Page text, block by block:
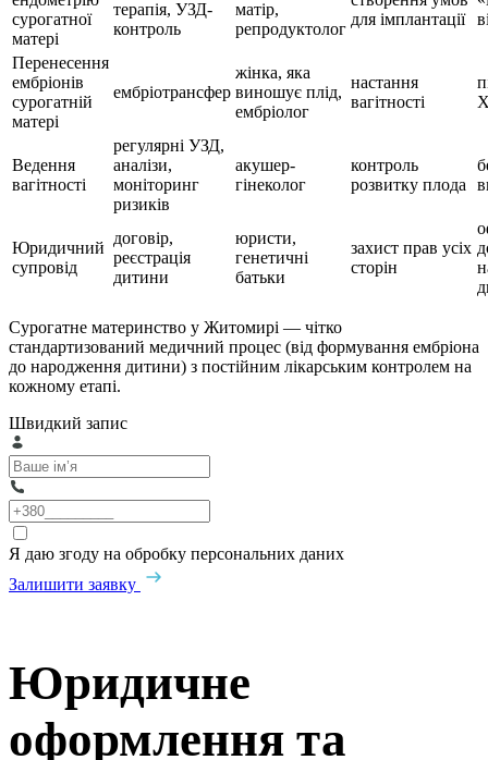
сурогатної
матері
терапія, УЗД-
контроль
матір,
репродуктолог
для імплантації
Перенесення
ембріонів
сурогатній
матері
ембріотрансфер
жінка, яка
виношує плід,
ембріолог
настання
вагітності
Ведення
вагітності
регулярні УЗД,
аналізи,
моніторинг
ризиків
акушер-
гінеколог
контроль
розвитку плода
Юридичний
супровід
договір,
реєстрація
дитини
юристи,
генетичні
батьки
захист прав усіх
сторін
Сурогатне материнство у Житомирі — чітко
стандартизований медичний процес (від формування ембріона
до народження дитини) з постійним лікарським контролем на
кожному етапі.
Швидкий запис
Я даю згоду на обробку персональних даних
Залишити заявку
Юридичне
оформлення та